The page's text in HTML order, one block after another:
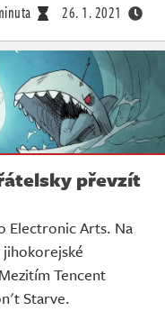
26. 1. 2021
převzít
Electronic Arts. Na
Tencent
Starve.